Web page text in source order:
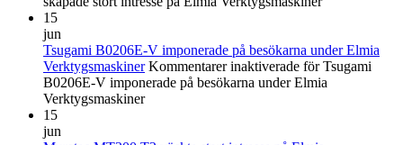
15
jun
Tsugami B0206E-V imponerade på besökarna under Elmia
Verktygsmaskiner Kommentarer inaktiverade för Tsugami
B0206E-V imponerade på besökarna under Elmia
Verktygsmaskiner
15
jun